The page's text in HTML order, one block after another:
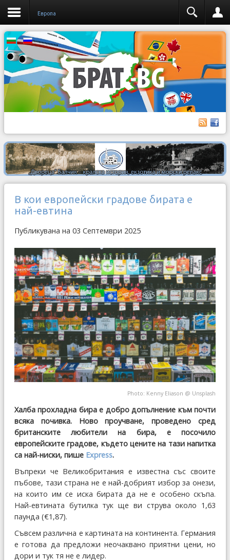
Европа
В кои европейски градове бирата е
най-евтина
Публикувана на 03 Септември 2025
Photo: Kenny Eliason @ Unsplash
Халба прохладна бира е добро допълнение към почти
всяка почивка. Ново проучване, проведено сред
британските любители на бира, е посочило
европейските градове, където цените на тази напитка
са най-ниски, пише Express.
Въпреки че Великобритания е известна със своите
пъбове, тази страна не е най-добрият избор за онези,
на които им се иска бирата да не е особено скъпа.
Най-евтината бутилка тук ще ви струва около 1,63
паунда (€1,87).
Съвсем различна е картината на континента. Германия
е готова да предложи неочаквано приятни цени, но
дори и тук тя не е лидер.